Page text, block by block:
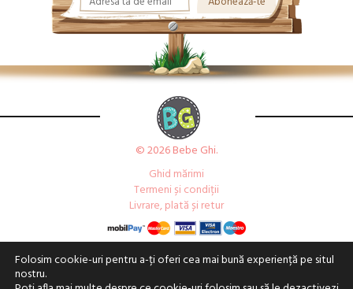
© 2026 Bebe Ghi.
Ghid mărimi
Termeni și condiții
Livrare, plată și retur
Folosim cookie-uri pentru a-ți oferi cea mai bună experiență pe situl
nostru.